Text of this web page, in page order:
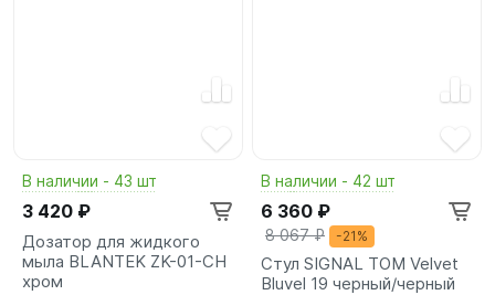
В наличии - 43 шт
3 420 ₽
Дозатор для жидкого
мыла BLANTEK ZK-01-CH
хром
В наличии - 42 шт
6 360 ₽
8 067 ₽ -21%
Стул SIGNAL TOM Velvet
Bluvel 19 черный/черный